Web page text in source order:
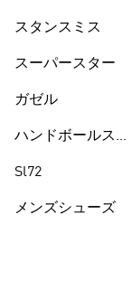
スタンスミス
スーパースター
ガゼル
ハンドボールスペ
Sl72
メンズシューズ